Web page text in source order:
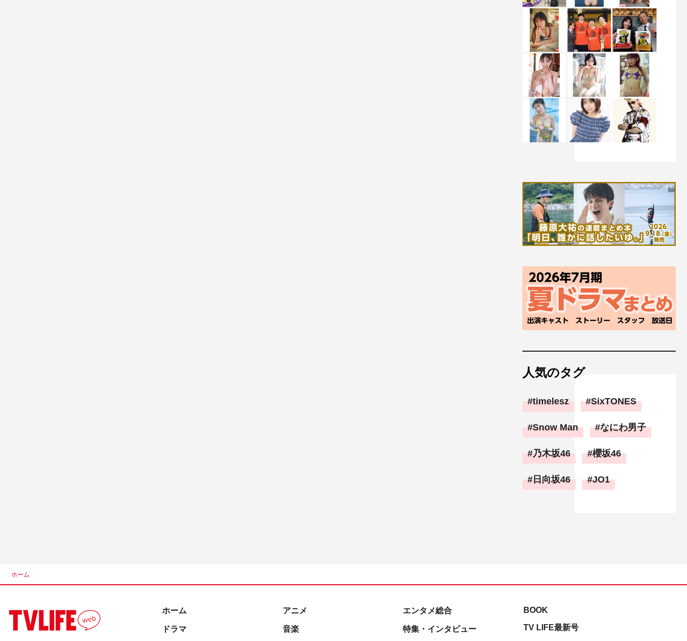
人気のタグ
timelesz SixTONES
Snow Man なにわ男子
乃木坂46 櫻坂46
日向坂46 JO1
ホーム
ホーム
ドラマ
アニメ
音楽
エンタメ総合
特集・インタビュー
BOOK
TV LIFE最新号